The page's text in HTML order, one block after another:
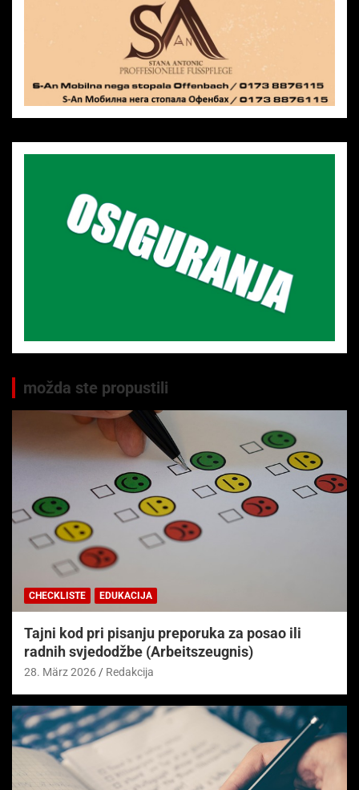
možda ste propustili
CHECKLISTE EDUKACIJA
Tajni kod pri pisanju preporuka za posao ili
radnih svjedodžbe (Arbeitszeugnis)
28. März 2026 Redakcija